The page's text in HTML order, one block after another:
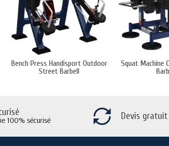
Bench Press Handisport Outdoor
Street Barbell
Squat Machine
100% sécurisé Devis gratuit